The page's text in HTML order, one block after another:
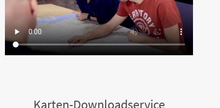
Karten-Downloadservice